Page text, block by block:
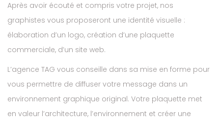
Après avoir écouté et compris votre projet, nos
graphistes vous proposeront une identité visuelle :
élaboration d’un logo, création d’une plaquette
commerciale, d’un site web.
L’agence TAG vous conseille dans sa mise en forme pour
vous permettre de diffuser votre message dans un
environnement graphique original. Votre plaquette met
en valeur l’architecture, l’environnement et créer une